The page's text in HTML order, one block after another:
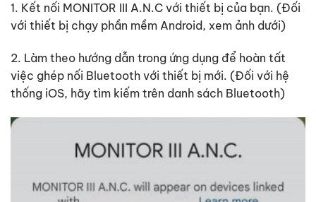
1. Kết nối MONITOR III A.N.C với thiết bị của bạn. (Đối
với thiết bị chạy phần mềm Android, xem ảnh dưới)
2. Làm theo hướng dẫn trong ứng dụng để hoàn tất
việc ghép nối Bluetooth với thiết bị mới. (Đối với hệ
thống iOS, hãy tìm kiếm trên danh sách Bluetooth)